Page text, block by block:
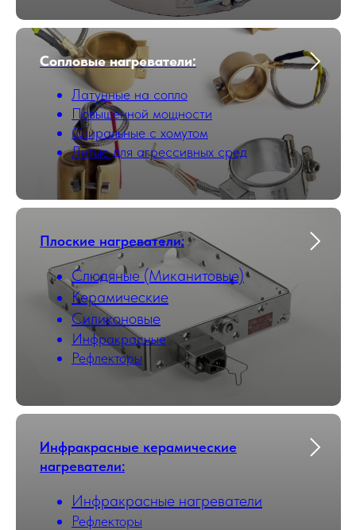
Сопловые нагреватели:
Латунные на сопло
Повышенной мощности
Cпиральные с хомутом
Литые для агрессивных сред
Плоские нагреватели:
Слюдяные (Миканитовые)
Керамические
Силиконовые
Инфракрасные
Рефлекторы
Инфракрасные керамические
нагреватели:
Инфракрасные нагреватели
Рефлекторы